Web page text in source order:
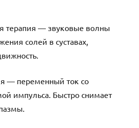
терапия — звуковые волны
солей в суставах,
— переменный ток со
импульса. Быстро снимает